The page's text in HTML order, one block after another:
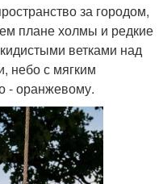
за городом,
плане холмы и редкие
ветками над
небо с мягким
- оранжевому.